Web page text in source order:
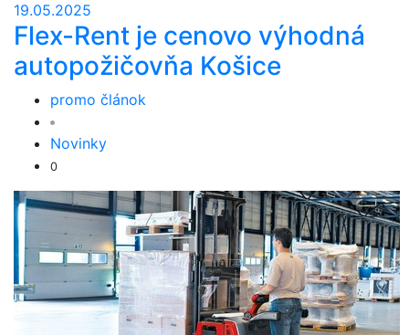
19.05.2025
Flex-Rent je cenovo výhodná
autopožičovňa Košice
promo článok
Novinky
0